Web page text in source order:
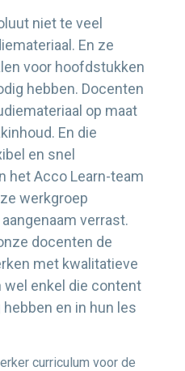
niet te veel
En ze
voor hoofdstukken
hebben. Docenten
op maat
En die
en snel
het Acco Learn-team
werkgroep
verrast.
docenten de
met kwalitatieve
wel enkel die content
en in hun les
curriculum voor de